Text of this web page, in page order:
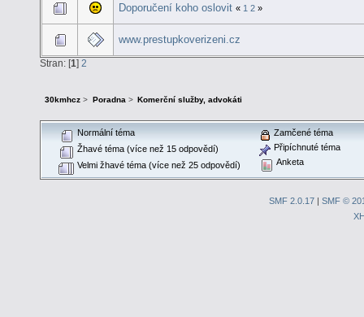
Doporučení koho oslovit « 1 2 »
www.prestupkoverizeni.cz
Stran: [1] 2
30kmhcz > Poradna > Komerční služby, advokáti
Normální téma
Žhavé téma (více než 15 odpovědí)
Velmi žhavé téma (více než 25 odpovědí)
Zamčené téma
Připíchnuté téma
Anketa
SMF 2.0.17| SMF ©